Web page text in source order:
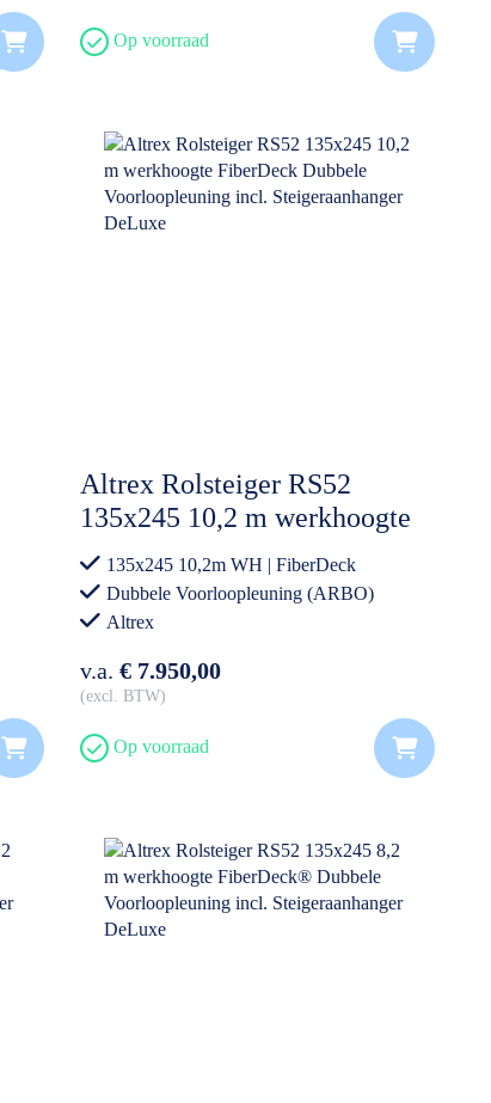
Op voorraad
Altrex Rolsteiger RS52
135x245 10,2 m werkhoogte
FiberDeck Dubbele
Voorloopleuning incl.
Steigeraanhanger DeLuxe
135x245 10,2m WH | FiberDeck
Dubbele Voorloopleuning (ARBO)
Altrex
v.a.€ 7.950,00
excl. BTW
Op voorraad